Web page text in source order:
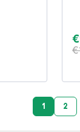
€
€
1 2